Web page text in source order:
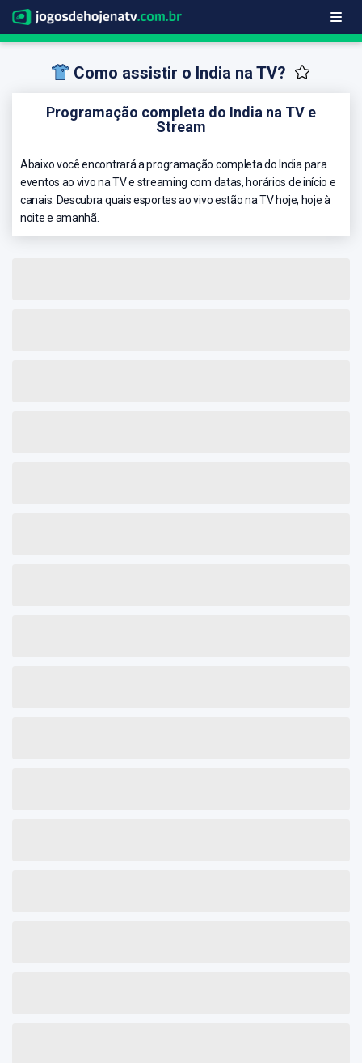
Como assistir o India na TV?
Programação completa do India na TV e
Stream
Abaixo você encontrará a programação completa do India para
eventos ao vivo na TV e streaming com datas, horários de início e
canais. Descubra quais esportes ao vivo estão na TV hoje, hoje à
noite e amanhã.